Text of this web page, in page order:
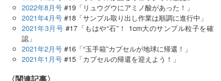
2022年8月号#19「リュウグウにアミノ酸があった！」
2021年4月号#18「サンプル取り出し作業は順調に進行中」
2021年3月号 #17「もはや“石”！ 1cm大のサンプル粒子を確
認」
2021年2月号#16「“玉手箱”カプセルが地球に帰還！」
2021年1月号#15「カプセルの帰還を迎えよう！」
関連記事